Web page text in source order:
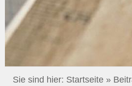
Sie sind hier: Startseite »